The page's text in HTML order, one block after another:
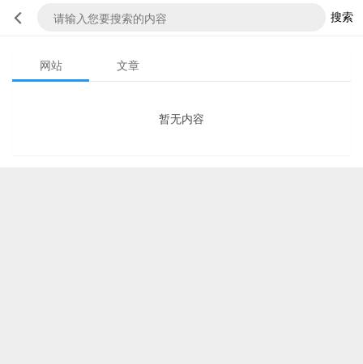
搜索
网站 文章
暂无内容